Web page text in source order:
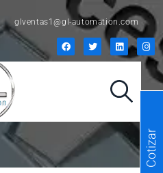
glventas1@gl-automation.com
Cotizar